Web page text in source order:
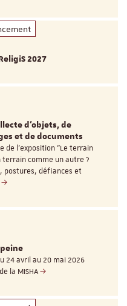
2027
d'objets, de
et de documents
de l'exposition "Le terrain
terrain comme un autre ?
postures, défiances et
24 avril au 20 mai 2026
la MISHA